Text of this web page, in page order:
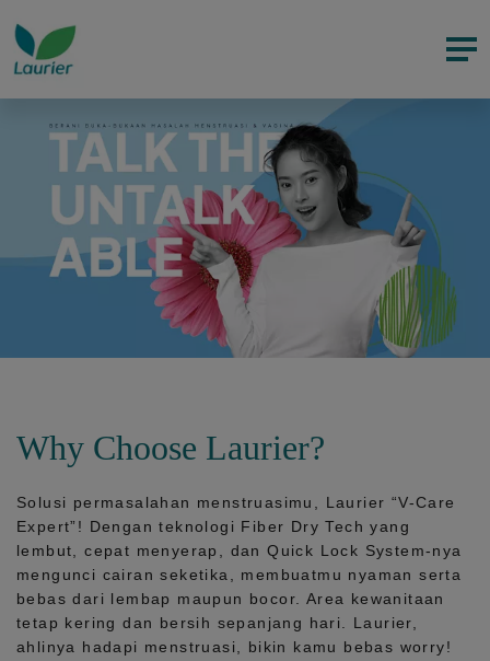
Why Choose Laurier?
Solusi permasalahan menstruasimu, Laurier “V-Care
Expert”! Dengan teknologi Fiber Dry Tech yang
lembut, cepat menyerap, danQuick Lock System-nya
mengunci cairan seketika, membuatmu nyaman serta
bebas dari lembap maupun bocor. Area kewanitaan
tetap kering dan bersih sepanjang hari.
Laurier,
ahlinya hadapi menstruasi, bikin kamu bebas worry!